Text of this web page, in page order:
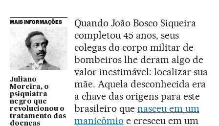
MAIS INFORMAÇÕES
Juliano
Moreira, o
psiquiatra
negro que
revolucionou o
tratamento das
doenças
Quando João Bosco Siqueira
completou 45 anos, seus
colegas do corpo militar de
bombeiros lhe deram algo de
valor inestimável: localizar sua
mãe. Aquela desconhecida era
a chave das origens para este
brasileiro que nasceu em um
manicômio e cresceu em um